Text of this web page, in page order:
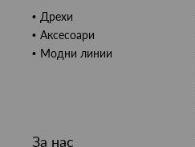
Дрехи
Аксесоари
Модни линии
За нас